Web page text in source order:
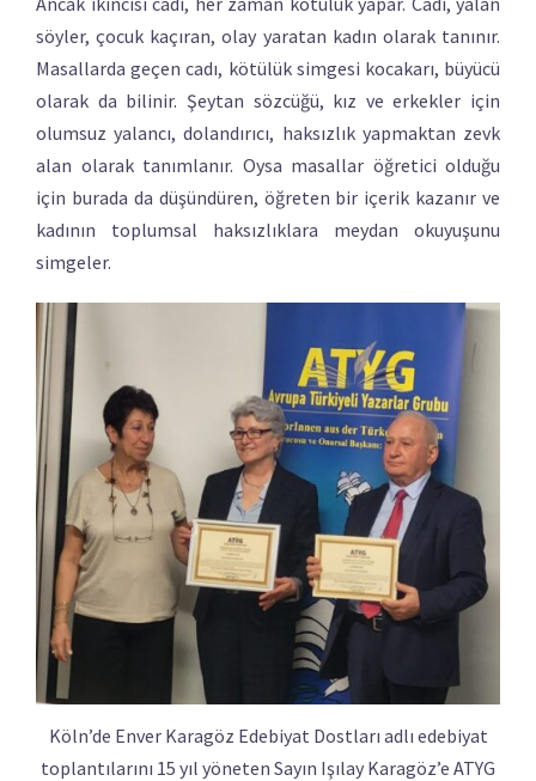
söyler, çocuk kaçıran, olay yaratan kadın olarak tanınır.
Masallarda geçen cadı, kötülük simgesi kocakarı, büyücü
olarak da bilinir. Şeytan sözcüğü, kız ve erkekler için
olumsuz yalancı, dolandırıcı, haksızlık yapmaktan zevk
alan olarak tanımlanır. Oysa masallar öğretici olduğu
için burada da düşündüren, öğreten bir içerik kazanır ve
kadının toplumsal haksızlıklara meydan okuyuşunu
simgeler.
Köln’de Enver Karagöz Edebiyat Dostları adlı edebiyat
toplantılarını 15 yıl yöneten Sayın Işılay Karagöz’e ATYG